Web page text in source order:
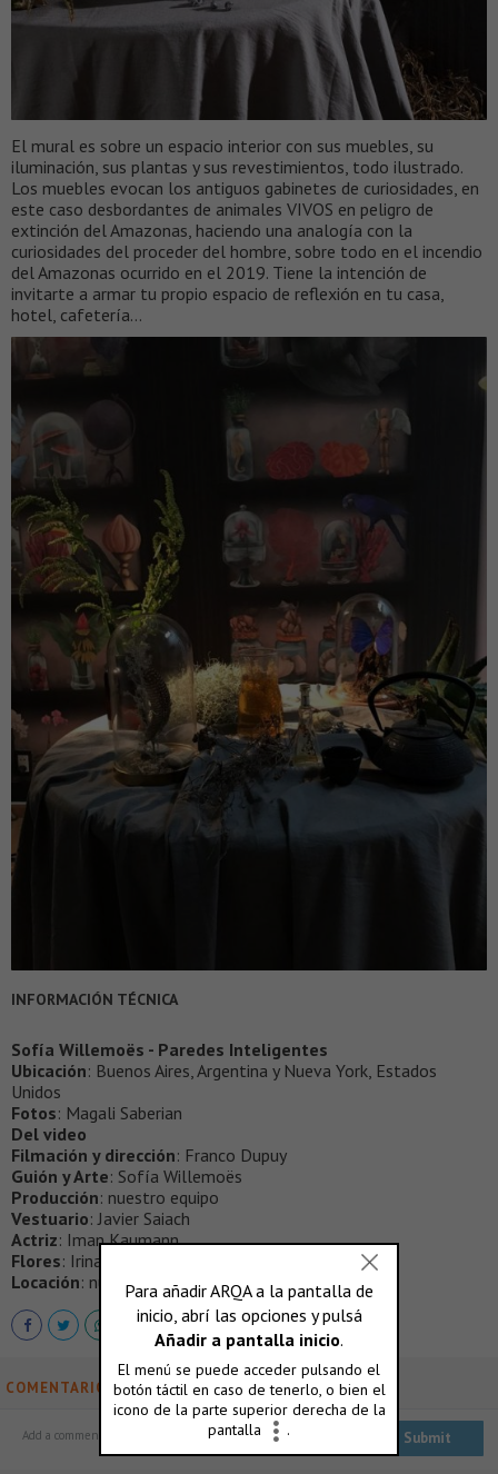
El mural es sobre un espacio interior con sus muebles, su
iluminación, sus plantas y sus revestimientos, todo ilustrado.
Los muebles evocan los antiguos gabinetes de curiosidades, en
este caso desbordantes de animales VIVOS en peligro de
extinción del Amazonas, haciendo una analogía con la
curiosidades del proceder del hombre, sobre todo en el incendio
del Amazonas ocurrido en el 2019. Tiene la intención de
invitarte a armar tu propio espacio de reflexión en tu casa,
hotel, cafetería…
INFORMACIÓN TÉCNICA
Sofía Willemoës - Paredes Inteligentes
Ubicación: Buenos Aires, Argentina y Nueva York, Estados
Unidos
Fotos: Magali Saberian
Del video
Filmación y dirección: Franco Dupuy
Guión y Arte: Sofía Willemoës
Producción: nuestro equipo
Vestuario: Javier Saiach
Actriz: Iman Kaumann
Flores: Irina Khatsernova y Cecilia de la Fourniere
Locación: nuestro Estudio
COMENTARIOS